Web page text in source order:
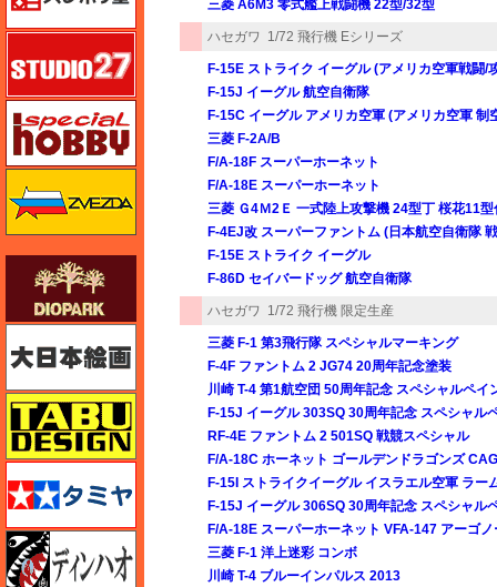
三菱 A6M3 零式艦上戦闘機 22型/32型
ハセガワ 1/72 飛行機 Eシリーズ
F-15E ストライク イーグル (アメリカ空軍戦闘/
F-15J イーグル 航空自衛隊
F-15C イーグル アメリカ空軍 (アメリカ空軍 制
三菱 F-2A/B
F/A-18F スーパーホーネット
F/A-18E スーパーホーネット
三菱 Ｇ4Ｍ2Ｅ 一式陸上攻撃機 24型丁 桜花11型
F-4EJ改 スーパーファントム (日本航空自衛隊
F-15E ストライク イーグル
F-86D セイバードッグ 航空自衛隊
ハセガワ 1/72 飛行機 限定生産
三菱 F-1 第3飛行隊 スペシャルマーキング
F-4F ファントム 2 JG74 20周年記念塗装
川崎 T-4 第1航空団 50周年記念 スペシャルペイ
F-15J イーグル 303SQ 30周年記念 スペシャル
RF-4E ファントム 2 501SQ 戦競スペシャル
F/A-18C ホーネット ゴールデンドラゴンズ
F-15I ストライクイーグル イスラエル空軍 ラー
F-15J イーグル 306SQ 30周年記念 スペシャル
F/A-18E スーパーホーネット VFA-147 アーゴノ
三菱 F-1 洋上迷彩 コンボ
川崎 T-4 ブルーインパルス 2013
スタジオ27・タブデザイン
スペシャルホビー
ズベズダ（Zvezda）
ダイオパーク（diopark）